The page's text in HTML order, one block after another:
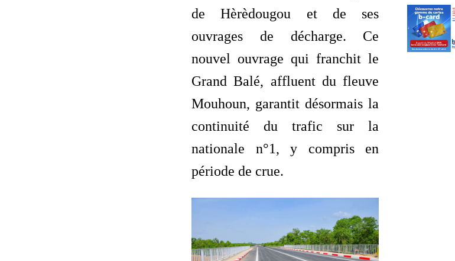
de Hèrèdougou et de ses
ouvrages de décharge. Ce
nouvel ouvrage qui franchit le
Grand Balé, affluent du fleuve
Mouhoun, garantit désormais la
continuité du trafic sur la
nationale n°1, y compris en
période de crue.